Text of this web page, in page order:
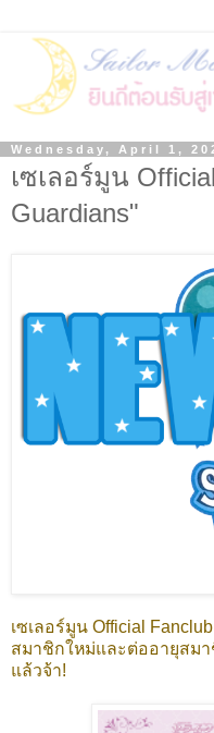
Wednesday, April 1,
เซเลอร์มูน
Guardians"
เซเลอร์มูน Official
สมาชิกใหม่และต่ออายุสมา
แล้วจ้า!